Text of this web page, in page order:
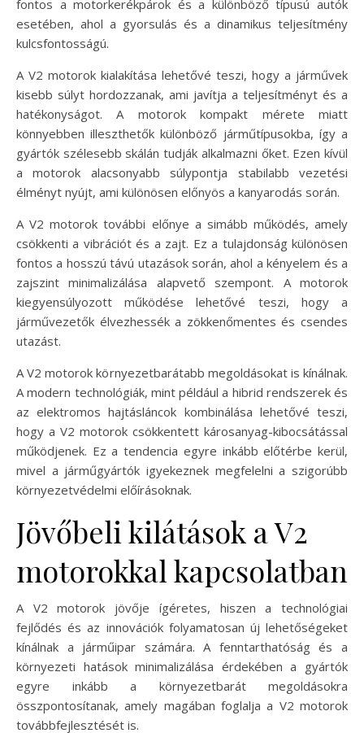
fontos a motorkerékpárok és a különböző típusú autók
esetében, ahol a gyorsulás és a dinamikus teljesítmény
kulcsfontosságú.
A V2 motorok kialakítása lehetővé teszi, hogy a járművek
kisebb súlyt hordozzanak, ami javítja a teljesítményt és a
hatékonyságot. A motorok kompakt mérete miatt
könnyebben illeszthetők különböző járműtípusokba, így a
gyártók szélesebb skálán tudják alkalmazni őket. Ezen kívül
a motorok alacsonyabb súlypontja stabilabb vezetési
élményt nyújt, ami különösen előnyös a kanyarodás során.
A V2 motorok további előnye a simább működés, amely
csökkenti a vibrációt és a zajt. Ez a tulajdonság különösen
fontos a hosszú távú utazások során, ahol a kényelem és a
zajszint minimalizálása alapvető szempont. A motorok
kiegyensúlyozott működése lehetővé teszi, hogy a
járművezetők élvezhessék a zökkenőmentes és csendes
utazást.
A V2 motorok környezetbarátabb megoldásokat is kínálnak.
A modern technológiák, mint például a hibrid rendszerek és
az elektromos hajtásláncok kombinálása lehetővé teszi,
hogy a V2 motorok csökkentett károsanyag-kibocsátással
működjenek. Ez a tendencia egyre inkább előtérbe kerül,
mivel a járműgyártók igyekeznek megfelelni a szigorúbb
környezetvédelmi előírásoknak.
Jövőbeli kilátások a V2
motorokkal kapcsolatban
A V2 motorok jövője ígéretes, hiszen a technológiai
fejlődés és az innovációk folyamatosan új lehetőségeket
kínálnak a járműipar számára. A fenntarthatóság és a
környezeti hatások minimalizálása érdekében a gyártók
egyre inkább a környezetbarát megoldásokra
összpontosítanak, amely magában foglalja a V2 motorok
továbbfejlesztését is.